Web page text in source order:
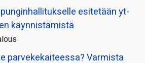
esitetään yt-
käynnistämistä
parvekekaiteessa? Varmista